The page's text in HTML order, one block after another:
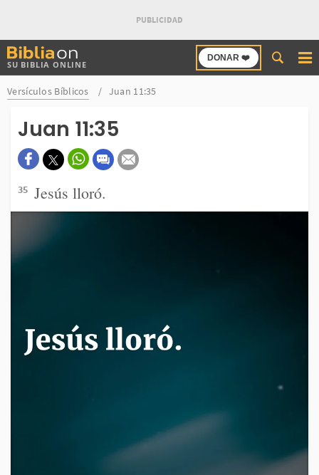
SU BIBLIA ONLINE
DONAR ❤️
Buscar
en
Bibliaon
Versículos Bíblicos Juan 11:35
Juan 11:35
35 Jesús lloró.